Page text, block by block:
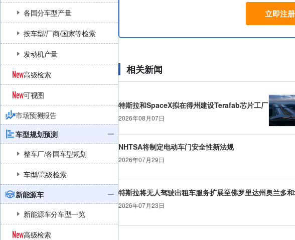
各国分车型产量
按车型/厂商/国家等检索
发动机产量
高级检索
可视图
市场预测报告
车型规划预测
整车厂/各国车型规划
车型/高级检索
新能源车
新能源车分车型一览
高级检索
立即注
相关新闻
特斯拉和SpaceX拟在得州建设Terafab芯片工厂
2026年08月07日
NHTSA将制定电动车门安全性新法规
2026年07月29日
特斯拉将无人驾驶出租车服务扩展至佛罗里达州奥兰多
2026年07月23日